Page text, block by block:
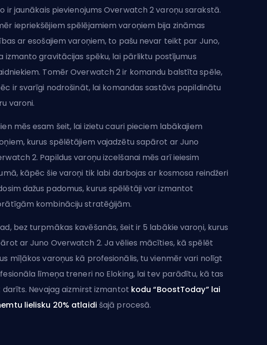
ir jaunākais pievienojums Overwatch 2 varoņu sarakstā.
iepriekšējiem spēlējamiem varoņiem bija zināmas
ar esošajiem varoņiem, to pašu nevar teikt par Juno,
izmanto gravitācijas spēku, lai pārliktu postījumus
Tomēr Overwatch 2 ir komandu balstīta spēle,
ir svarīgi nodrošināt, lai komandas sastāvs papildinātu
varoni.
mēs esam šeit, lai izietu cauri pieciem labākajiem
kurus spēlētājiem vajadzētu sapārot ar Juno
2. Papildus varoņu izcelšanai mēs arī ieiesim
kāpēc šie varoņi tik labi darbojas ar kosmosa reindžeri
dažus padomus, kurus spēlētāji var izmantot
kombināciju stratēģijām.
bez turpmākas kavēšanās, šeit ir 5 labākie varoņi, kurus
ar Juno Overwatch 2. Ja vēlies mācīties, kā spēlēt
mīļākosvaroņus kā profesionālis, tu vienmēr vari nolīgt
līmeņa treneri no Eloking, lai tev parādītu, kā tas
darīts. Nevajag aizmirst izmantot kodu “BoostToday” lai
lielisku 20% atlaidi šajā procesā.